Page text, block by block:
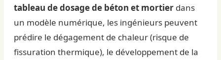
tableau de dosage de béton et mortier dans
un modèle numérique, les ingénieurs peuvent
prédire le dégagement de chaleur (risque de
fissuration thermique), le développement de la